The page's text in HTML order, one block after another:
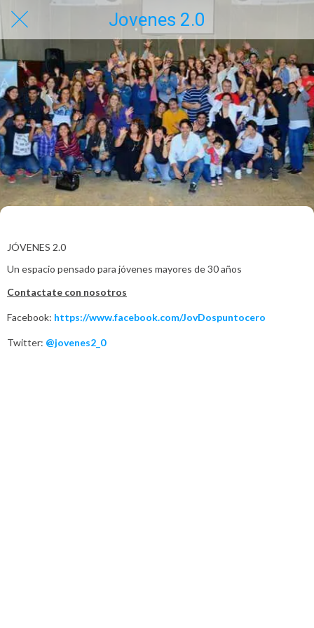
Jovenes 2.0
JÓVENES 2.0
Un espacio pensado para jóvenes mayores de 30 años
Contactate con nosotros
Facebook: https://www.facebook.com/JovDospuntocero
Twitter: @jovenes2_0